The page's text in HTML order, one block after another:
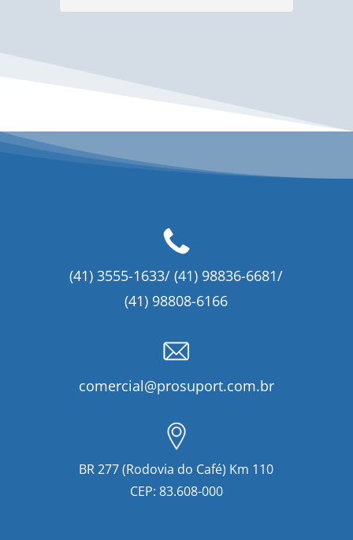
(41) 3555-1633/ (41) 98836-6681/
(41) 98808-6166
comercial@prosuport.com.br
BR 277 (Rodovia do Café) Km 110
CEP: 83.608-000